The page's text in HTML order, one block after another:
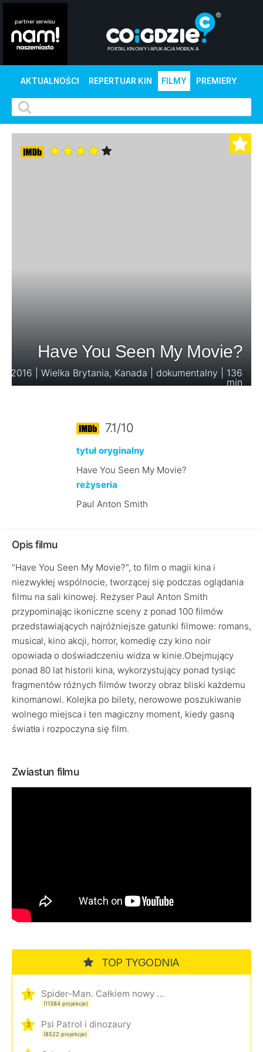
AKTUALNOŚCI REPERTUAR KIN FILMY PREMIERY
Have You Seen My Movie?
2016 | Wielka Brytania, Kanada | dokumentalny | 136
min
7.1/10
tytuł oryginalny
Have You Seen My Movie?
reżyseria
Paul Anton Smith
Opis filmu
"Have You Seen My Movie?", to film o magii kina i
niezwykłej wspólnocie, tworzącej się podczas oglądania
filmu na sali kinowej. Reżyser Paul Anton Smith
przypominając ikoniczne sceny z ponad 100 filmów
przedstawiających najróżniejsze gatunki filmowe: romans,
musical, kino akcji, horror, komedię czy kino noir
opowiada o doświadczeniu widza w kinie.Obejmujący
ponad 80 lat historii kina, wykorzystujący ponad tysiąc
fragmentów różnych filmów tworzy obraz bliski każdemu
kinomanowi. Kolejka po bilety, nerowowe poszukiwanie
wolnego miejsca i ten magiczny moment, kiedy gasną
światła i rozpoczyna się film.
Zwiastun filmu
TOP TYGODNIA
1 Spider-Man. Całkiem nowy dzień
(11384 projekcje)
2 Psi Patrol i dinozaury
(8522 projekcje)